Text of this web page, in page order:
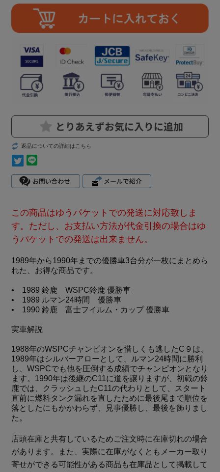
返品についての詳細はこちら
この商品はゆうパケットでの発送に対応致しま
す。ただし、お支払い方法が代金引換の場合はゆ
うパケットでの発送は出来ません。
1989年から1990年までの優勝車3台分が一枚にまとめら
れた、お得な商品です。
• 1989 鈴鹿 WSPC鈴鹿 優勝車
• 1989 ルマン24時間 優勝車
• 1990 鈴鹿 富士フイルム・カップ 優勝車
実車解説
1988年のWSPCチャンピオンを惜しくも逃したC９は、
1989年はシルバーアローとして、ルマン24時間に勝利
し、WSPCでも他を圧倒する成績でチャンピオンとなり
ます。1990年は後継のC11に道を譲りますが、初戦の鈴
鹿では、クラッシュしたC11の代わりとして、スタート
直前に燃料タンク漏れを直したために最後尾まで順位を
落としたにもかかわらず、見事優勝し、最後を飾りまし
た。
店頭在庫と共有しているためご注文時に在庫切れの場合
があります。また、実際に在庫がなくともメーカー取り
寄せができる可能性がある商品も在庫品として掲載して